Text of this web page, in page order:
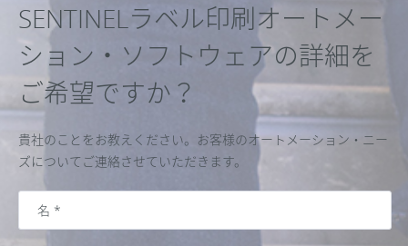
SENTINELラベル印刷オートメー
ション・ソフトウェアの詳細を
ご希望ですか？
貴社のことをお教えください。お客様のオートメーション・ニー
ズについてご連絡させていただきます。